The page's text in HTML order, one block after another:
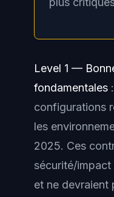
Level 1 —
fondamentales
configurations
les
2025. Ces
sécurité/
et ne devraient